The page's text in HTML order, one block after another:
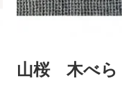
山桜 木べ